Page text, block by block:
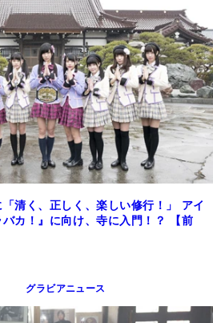
清く、正しく、楽しい修行！」 アイ
バカ！』に向け、寺に入門！？ 【前
グラビアニュース